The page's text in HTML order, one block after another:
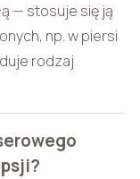
— stosuje się ją
np. w piersi
rodzaj